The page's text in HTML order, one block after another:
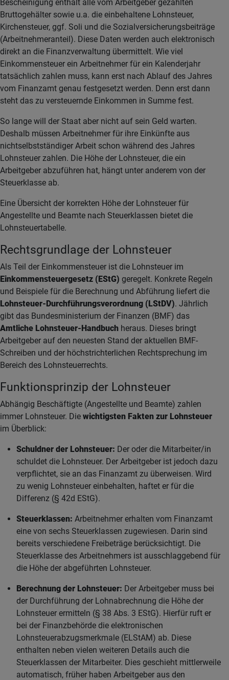
Bescheinigung enthält alle vom Arbeitgeber gezahlten
Bruttogehälter sowie u.a. die einbehaltene Lohnsteuer,
Kirchensteuer, ggf. Soli und die Sozialversicherungsbeiträge
(Arbeitnehmeranteil). Diese Daten werden auch elektronisch
direkt an die Finanzverwaltung übermittelt. Wie viel
Einkommensteuer ein Arbeitnehmer für ein Kalenderjahr
tatsächlich zahlen muss, kann erst nach Ablauf des Jahres
vom Finanzamt genau festgesetzt werden. Denn erst dann
steht das zu versteuernde Einkommen in Summe fest.
So lange will der Staat aber nicht auf sein Geld warten.
Deshalb müssen Arbeitnehmer für ihre Einkünfte aus
nichtselbstständiger Arbeit schon während des Jahres
Lohnsteuer zahlen. Die Höhe der Lohnsteuer, die ein
Arbeitgeber abzuführen hat, hängt unter anderem von der
Steuerklasse ab.
Eine Übersicht der korrekten Höhe der Lohnsteuer für
Angestellte und Beamte nach Steuerklassen bietet die
Lohnsteuertabelle.
Rechtsgrundlage der Lohnsteuer
Als Teil der Einkommensteuer ist die Lohnsteuer im
Einkommensteuergesetz (EStG) geregelt. Konkrete Regeln
und Beispiele für die Berechnung und Abführung liefert die
Lohnsteuer-Durchführungsverordnung (LStDV). Jährlich
gibt das Bundesministerium der Finanzen (BMF) das
Amtliche Lohnsteuer-Handbuch heraus. Dieses bringt
Arbeitgeber auf den neuesten Stand der aktuellen BMF-
Schreiben und der höchstrichterlichen Rechtsprechung im
Bereich des Lohnsteuerrechts.
Funktionsprinzip der Lohnsteuer
Abhängig Beschäftigte (Angestellte und Beamte) zahlen
immer Lohnsteuer. Die wichtigsten Fakten zur Lohnsteuer
im Überblick:
Schuldner der Lohnsteuer: Der oder die Mitarbeiter/in
schuldet die Lohnsteuer. Der Arbeitgeber ist jedoch dazu
verpflichtet, sie an das Finanzamt zu überweisen. Wird
zu wenig Lohnsteuer einbehalten, haftet er für die
Differenz (§ 42d EStG).
Steuerklassen: Arbeitnehmer erhalten vom Finanzamt
eine von sechs Steuerklassen zugewiesen. Darin sind
bereits verschiedene Freibeträge berücksichtigt. Die
Steuerklasse des Arbeitnehmers ist ausschlaggebend für
die Höhe der abgeführten Lohnsteuer.
Berechnung der Lohnsteuer: Der Arbeitgeber muss bei
der Durchführung der Lohnabrechnung die Höhe der
Lohnsteuer ermitteln (§ 38 Abs. 3 EStG). Hierfür ruft er
bei der Finanzbehörde die elektronischen
Lohnsteuerabzugsmerkmale (ELStAM) ab. Diese
enthalten neben vielen weiteren Details auch die
Steuerklassen der Mitarbeiter. Dies geschieht mittlerweile
automatisch, früher haben Arbeitgeber aus den